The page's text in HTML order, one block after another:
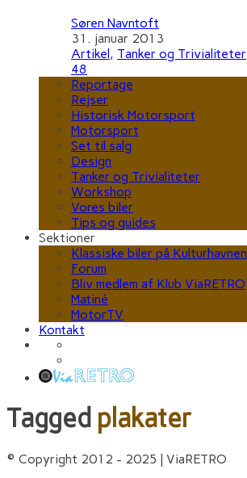
Søren Navntoft
31. januar 2013
Artikel, Tanker og Trivialiteter
48
Reportage
Rejser
Historisk Motorsport
Motorsport
Set til salg
Design
Tanker og Trivialiteter
Workshop
Vores biler
Tips og guides
Sektioner
Klassiske biler på Kulturhavnen
Forum
Bliv medlem af Klub ViaRETRO
Matiné
MotorTV
Kontakt
Tagged plakater
© Copyright 2012 - 2025 | ViaRETRO